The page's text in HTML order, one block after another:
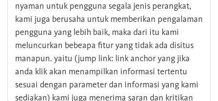
nyaman untuk pengguna segala jenis perangkat,
kami juga berusaha untuk memberikan pengalaman
pengguna yang lebih baik, maka dari itu kami
meluncurkan bebeapa fitur yang tidak ada disitus
manapun. yaitu (jump link: link anchor yang jika
anda klik akan menampilkan informasi tertentu
sesuai dengan parameter dan informasi yang kami
sediakan) kami juga menerima saran dan kritikan